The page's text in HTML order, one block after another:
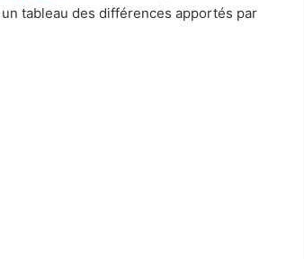
un tableau des différences apportés par